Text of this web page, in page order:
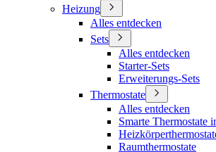
Heizung
Alles entdecken
Sets
Alles entdecken
Starter-Sets
Erweiterungs-Sets
Thermostate
Alles entdecken
Smarte Thermostate
Raumthermostate